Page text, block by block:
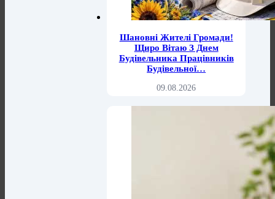
Шановні Жителі Громади!
Щиро Вітаю З Днем
Будівельника Працівників
Будівельної…
09.08.2026